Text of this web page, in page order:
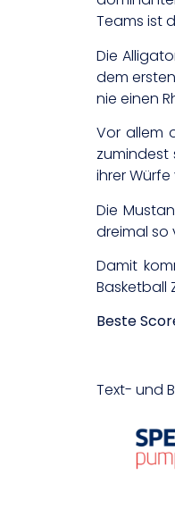
Teams ist
Die
dem
nie einen
Vor allem
zumindest
ihrer
Die
dreimal so
Damit
Basketball
Beste
Text- und